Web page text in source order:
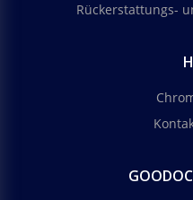
Rückerstattungs-